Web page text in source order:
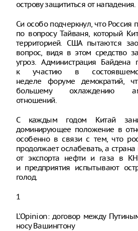
острову защититься от нападения.
Си особо подчеркнул, что Россия
по вопросу Тайваня, который
территорией. США пытаются
вопрос, видя в этом средство
угроз. Администрация Байдена
к участию в
неделе форуме демократий,
большему охлаждению
отношений.
С каждым годом Китай
доминирующее положение в
особенно в связи с тем, что
продолжает ослабевать, а
от экспорта нефти и газа в
и предприятия испытывают
голод.
1
L'Opinion: договор между
носу Вашингтону